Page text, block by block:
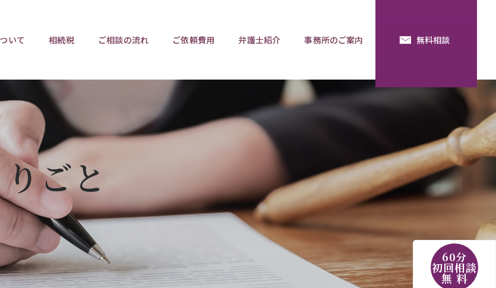
いて
相続トラブルチェックリスト 預金の使い込み
任意後見制度 遺産分割調停 相談用語集
相続税 ご相談の流れ ご依頼費用 弁護士紹介 事務所のご案内 無料相談
ごと
60分
初回相談
無 料